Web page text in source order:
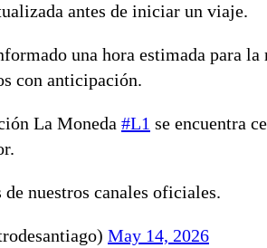
antes de iniciar un viaje.
una hora estimada para la
con anticipación.
La Moneda #L1 se encuentra
nuestros canales oficiales.
May 14, 2026